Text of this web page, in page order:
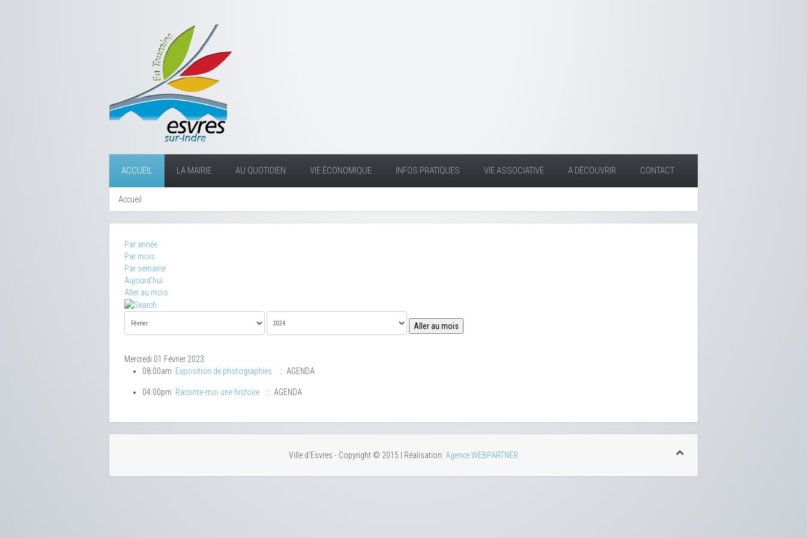
ACCUEIL LA MAIRIE AU QUOTIDIEN VIE ÉCONOMIQUE INFOS PRATIQUES VIE ASSOCIATIVE A DÉCOUVRIR CONTACT
Accueil
Par année
Par mois
Par semaine
Aujourd'hui
Aller au mois
Aller au mois
Mercredi 01 Février 2023
08:00am Exposition de photographies :: AGENDA
04:00pm Raconte-moi une histoire :: AGENDA
Ville d'Esvres - Copyright © 2015 | Réalisation: Agence WEBPARTNER